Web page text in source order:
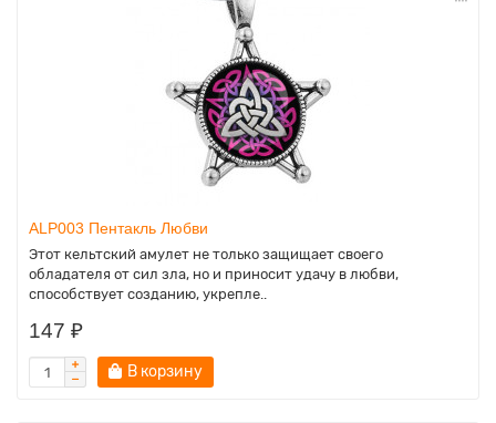
ALP003 Пентакль Любви
Этот кельтский амулет не только защищает своего
обладателя от сил зла, но и приносит удачу в любви,
способствует созданию, укрепле..
147 ₽
В корзину